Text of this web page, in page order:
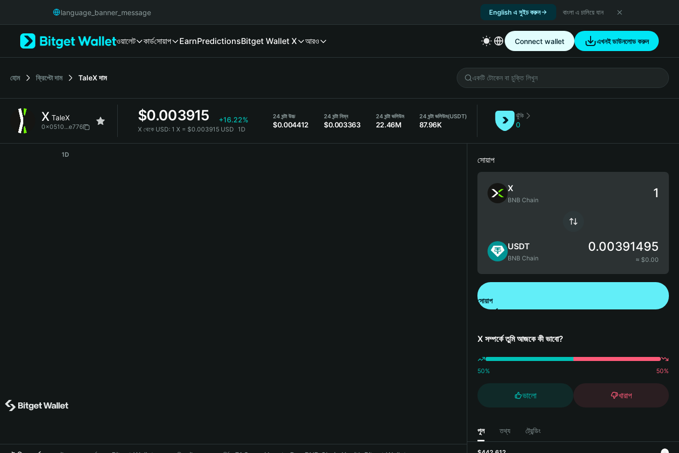
Русский
Italiano
简体中文
繁體中文
Bahasa Indonesia
language_banner_message English এ সুইচ করুন বাংলা এ চালিয়ে যান
ওয়ালেট কার্ডসোয়াপ EarnPredictionsBitget Wallet X আরও Connect wallet এখনই ডাউনলোড করুন
হোম ক্রিপ্টো দাম TaleX দাম
X TaleX
0x0510...e776
$0.003915 +16.22%
X থেকে USD: 1 X = $0.003915 USD 1D
24 ঘন্টা উচ্চ
$0.004412
24 ঘন্টা নিম্ন
$0.003363
24 ঘন্টা ভলিউম
22.46M
24 ঘন্টা ভলিউম(USDT)
87.96K
ঝুঁকি
0
1D
সোয়াপ
X
BNB Chain
USDT
BNB Chain
0.00391495
≈ $0.00
সোয়াপ
X সম্পর্কে তুমি আজকে কী ভাবো?
50% 50%
ভালো খারাপ
পুল তথ্য ট্রেন্ডিং